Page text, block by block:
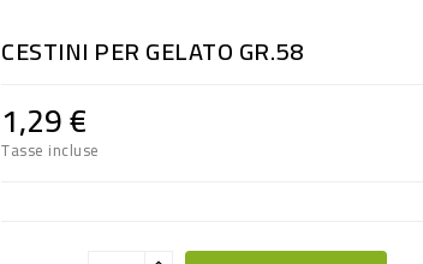
CESTINI PER GELATO GR.58
1,29 €
Tasse incluse